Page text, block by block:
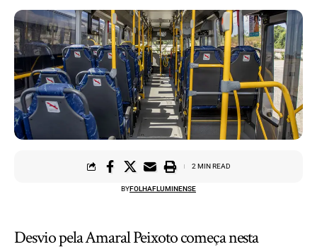
BYFOLHAFLUMINENSE
2 MIN READ
Desvio pela Amaral Peixoto começa nesta